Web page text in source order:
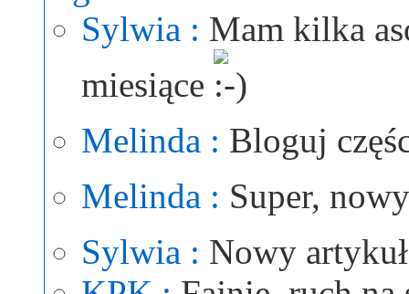
Sylwia : Mam kilka
miesiące
Melinda : Bloguj
Melinda : Super,
Sylwia : Nowy